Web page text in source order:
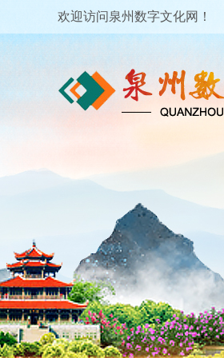
欢迎访问泉州数字文化网！